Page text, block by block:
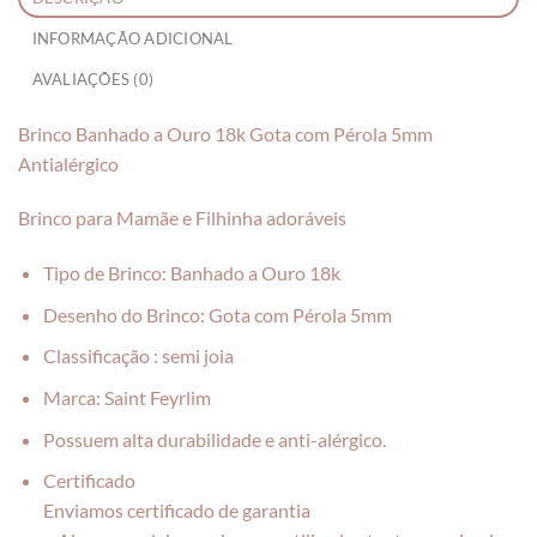
INFORMAÇÃO ADICIONAL
AVALIAÇÕES (0)
Brinco Banhado a Ouro 18k Gota com Pérola 5mm
Antialérgico
Brinco para Mamãe e Filhinha adoráveis
Tipo de Brinco: Banhado a Ouro 18k
Desenho do Brinco: Gota com Pérola 5mm
Classificação : semi joia
Marca: Saint Feyrlim
Possuem alta durabilidade e anti-alérgico.
Certificado
Enviamos certificado de garantia